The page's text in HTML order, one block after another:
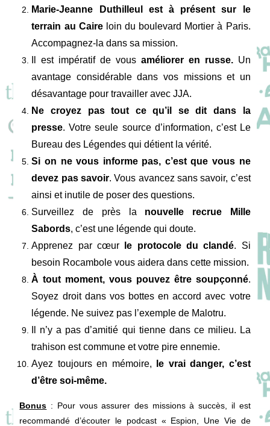
Marie-Jeanne Duthilleul est à présent sur le
terrain au Caire loin du boulevard Mortier à Paris.
Accompagnez-la dans sa mission.
Il est impératif de vous améliorer en russe.Un
avantage considérable dans vos missions et un
désavantage pour travailler avec JJA.
Ne croyez pas tout ce qu’il se dit dans la
presse. Votre seule source d’information, c’est Le
Bureau des Légendes qui détient la vérité.
Si on ne vous informe pas, c’est que vous ne
devez pas savoir. Vous avancez sans savoir, c’est
ainsi et inutile de poser des questions.
Surveillez de près la nouvelle recrue Mille
Sabords, c’est une légende qui doute.
Apprenez par cœur
le protocole du clandé. Si
besoin Rocambole vous aidera dans cette mission.
À tout moment, vous pouvez être soupçonné.
Soyez droit dans vos bottes en accord avec votre
légende. Ne suivez pas l’exemple de Malotru.
Il n’y a pas d’amitié qui tienne dans ce milieu. La
trahison est commune et votre pire ennemie.
Ayez toujours en mémoire,
le vrai danger, c’est
d’être soi-même.
Bonus : Pour vous assurer des missions à succès, il est
recommandé d’écouter le podcast « Espion, Une Vie de